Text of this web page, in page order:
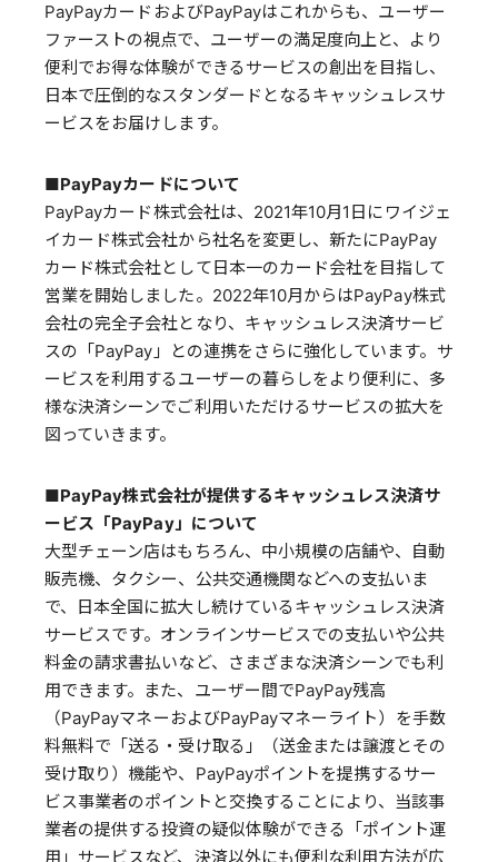
PayPayカードおよびPayPayはこれからも、ユーザー
ファーストの視点で、ユーザーの満足度向上と、より
便利でお得な体験ができるサービスの創出を目指し、
日本で圧倒的なスタンダードとなるキャッシュレスサ
ービスをお届けします。
■PayPayカードについて
PayPayカード株式会社は、2021年10月1日にワイジェ
イカード株式会社から社名を変更し、新たにPayPay
カード株式会社として日本一のカード会社を目指して
営業を開始しました。2022年10月からはPayPay株式
会社の完全子会社となり、キャッシュレス決済サービ
スの「PayPay」との連携をさらに強化しています。サ
ービスを利用するユーザーの暮らしをより便利に、多
様な決済シーンでご利用いただけるサービスの拡大を
図っていきます。
■PayPay株式会社が提供するキャッシュレス決済サ
ービス「PayPay」について
大型チェーン店はもちろん、中小規模の店舗や、自動
販売機、タクシー、公共交通機関などへの支払いま
で、日本全国に拡大し続けているキャッシュレス決済
サービスです。オンラインサービスでの支払いや公共
料金の請求書払いなど、さまざまな決済シーンでも利
用できます。また、ユーザー間でPayPay残高
（PayPayマネーおよびPayPayマネーライト）を手数
料無料で「送る・受け取る」（送金または譲渡とその
受け取り）機能や、PayPayポイントを提携するサー
ビス事業者のポイントと交換することにより、当該事
業者の提供する投資の疑似体験ができる「ポイント運
用」サービスなど、決済以外にも便利な利用方法が広